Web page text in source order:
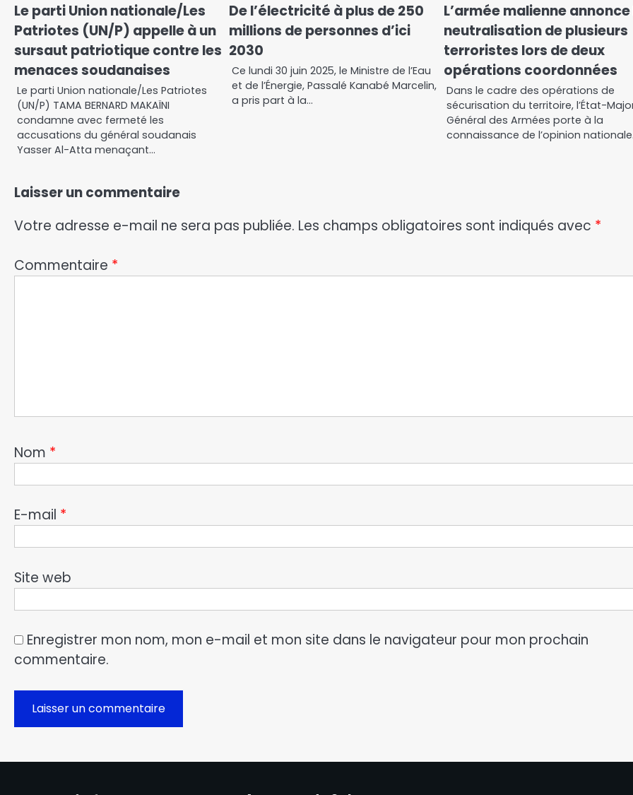
Le parti Union nationale/Les
Patriotes (UN/P) appelle à un
sursaut patriotique contre les
menaces soudanaises
Le parti Union nationale/Les Patriotes
(UN/P) TAMA BERNARD MAKAÏNI
condamne avec fermeté les
accusations du général soudanais
Yasser Al-Atta menaçant…
De l’électricité à plus de 250
millions de personnes d’ici
2030
Ce lundi 30 juin 2025, le Ministre de l’Eau
et de l’Énergie, Passalé Kanabé Marcelin,
a pris part à la…
L’armée malienne
neutralisation de plusieurs
terroristes lors de deux
opérations coordonnées
Dans le cadre des opérations de
sécurisation du territoire, l’État-
Général des Armées porte à la
connaissance de l’opinion
Laisser un commentaire
Votre adresse e-mail ne sera pas publiée. Les champs obligatoires sont indiqués avec *
Commentaire *
Nom *
E-mail *
Site web
Enregistrer mon nom, mon e-mail et mon site dans le navigateur pour mon prochain
commentaire.